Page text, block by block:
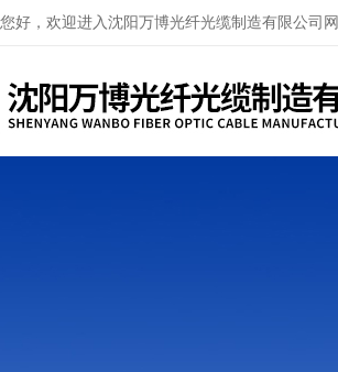
您好，欢迎进入沈阳万博光纤光缆制造有限公司网